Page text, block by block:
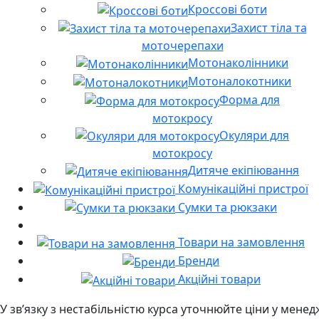
Кроссові боти
Захист тіла та
моточерепахи
Мотонаколінники
Мотоналокотники
Форма для
мотокросу
Окуляри для
мотокросу
Дитяче екіпіювання
Комунікаційні пристрої
Сумки та рюкзаки
Товари на замовлення
Бренди
Акційні товари
У звʼязку з нестабільністю курса уточнюйте ціни у